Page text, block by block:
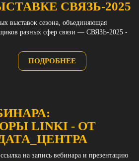
СВЯЗЬ-2025
выставок сезона, объединяющая
разных сфер связи — СВЯЗЬ-2025 -
ПОДРОБНЕЕ
LINKI - ОТ
на запись вебинара и презентацию